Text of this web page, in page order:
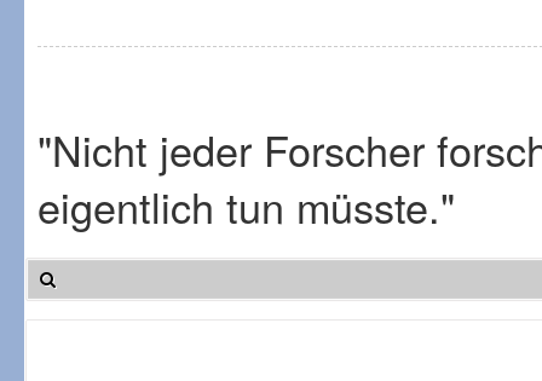
"Nicht jeder Forscher
eigentlich tun müsste."